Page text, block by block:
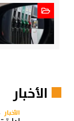
الأخبار
الأخبار